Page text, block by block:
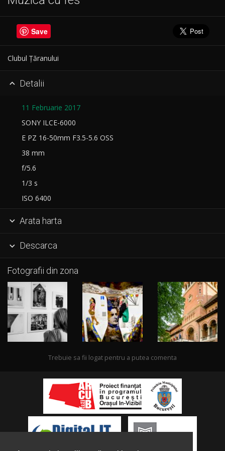
Save
Clubul Țăranului
 Detalii
11 Februarie 2017
SONY ILCE-6000
E PZ 16-50mm F3.5-5.6 OSS
38 mm
f/5.6
1/3 s
ISO 6400
 Arata harta
 Descarca
Fotografii din zona
Trebuie sa fii logat pentru a putea comenta